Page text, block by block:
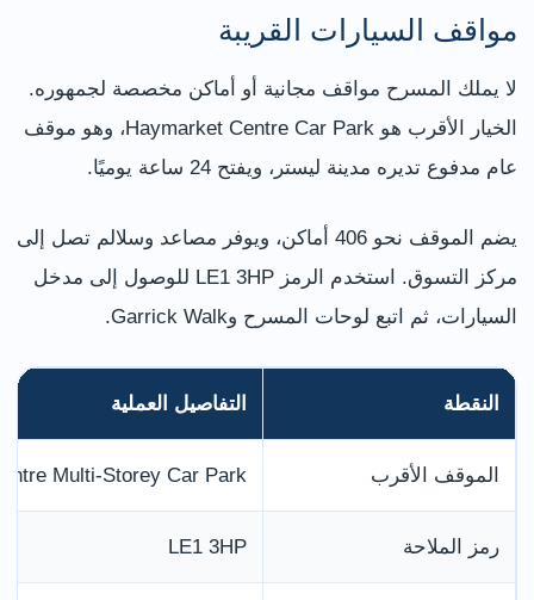
مواقف السيارات القريبة
لا يملك المسرح مواقف مجانية أو أماكن مخصصة لجمهوره.
الخيار الأقرب هو Haymarket Centre Car Park، وهو موقف
عام مدفوع تديره مدينة ليستر، ويفتح 24 ساعة يوميًا.
يضم الموقف نحو 406 أماكن، ويوفر مصاعد وسلالم تصل إلى
مركز التسوق. استخدم الرمز LE1 3HP للوصول إلى مدخل
السيارات، ثم اتبع لوحات المسرح وGarrick Walk.
النقطة التفاصيل العملية
الموقف الأقرب Multi-Storey Car Park
رمز الملاحة LE1 3HP